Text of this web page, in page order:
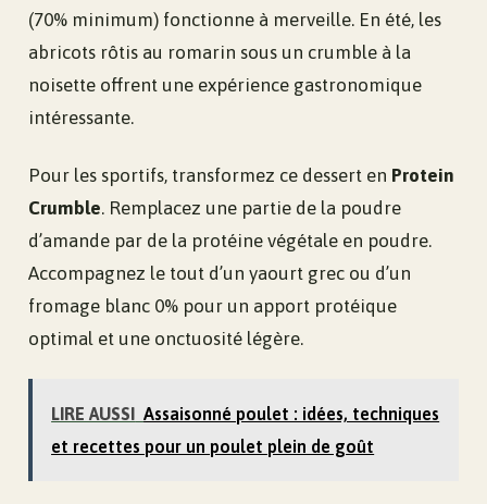
(70% minimum) fonctionne à merveille. En été, les
abricots rôtis au romarin sous un crumble à la
noisette offrent une expérience gastronomique
intéressante.
Pour les sportifs, transformez ce dessert en Protein
Crumble. Remplacez une partie de la poudre
d’amande par de la protéine végétale en poudre.
Accompagnez le tout d’un yaourt grec ou d’un
fromage blanc 0% pour un apport protéique
optimal et une onctuosité légère.
LIRE AUSSI Assaisonné poulet : idées, techniques
et recettes pour un poulet plein de goût